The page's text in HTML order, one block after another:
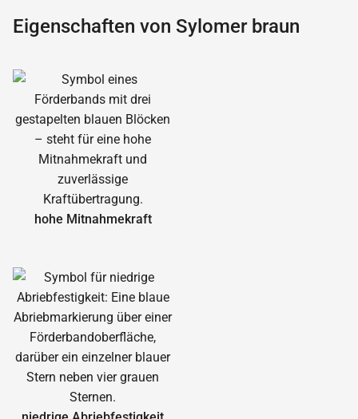
Eigenschaften von Sylomer braun
hohe Mitnahmekraft